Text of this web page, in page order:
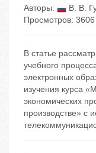
Авторы:
В. В.
Просмотров: 3606
В статье
учебного
электронных
изучения курса
экономических
производстве» с